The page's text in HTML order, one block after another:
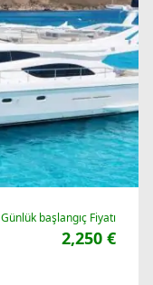
Günlük başlangıç Fiyatı
2,250 €